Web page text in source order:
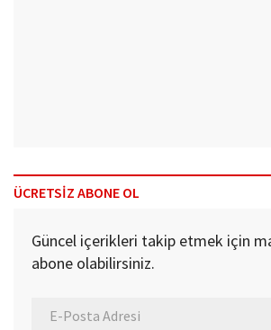
ÜCRETSİZ ABONE OL
Güncel içerikleri takip etmek için
abone olabilirsiniz.